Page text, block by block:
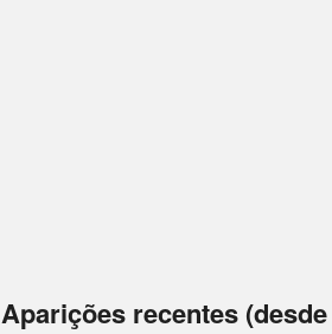
Aparições recentes (desde